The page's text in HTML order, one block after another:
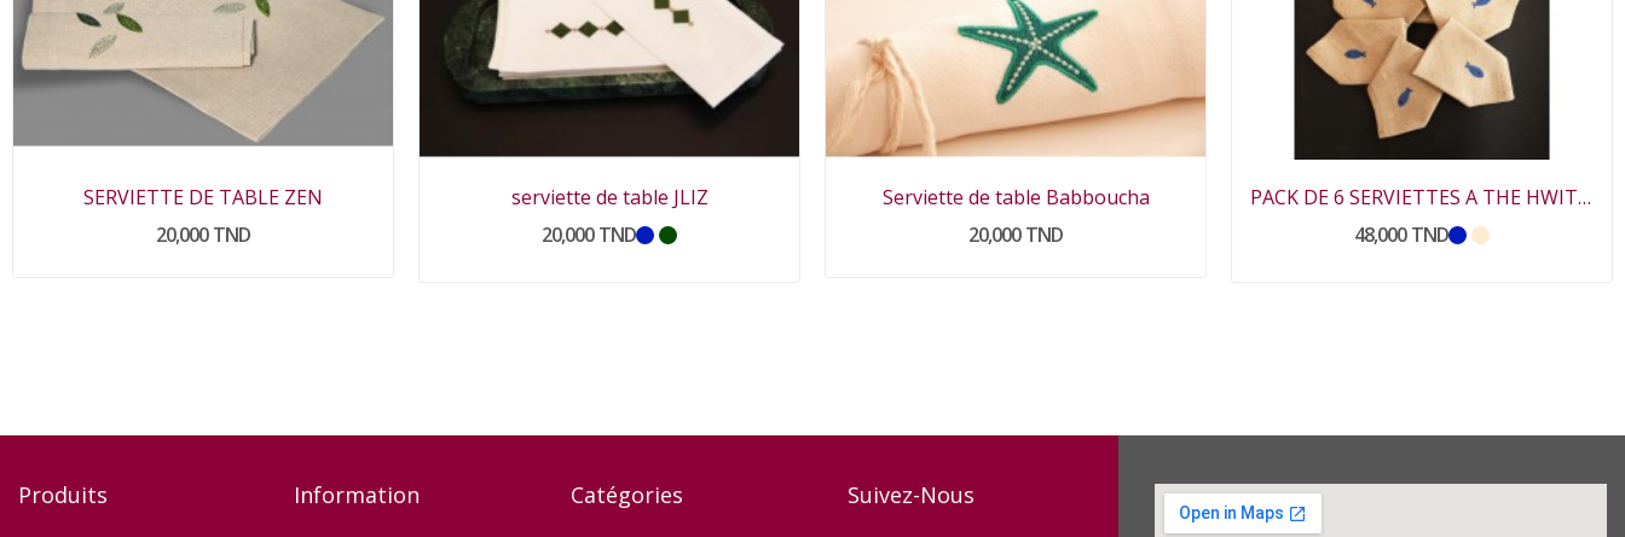
SERVIETTE DE TABLE ZEN
20,000 TND
serviette de table JLIZ
20,000 TND
Serviette de table Babboucha
20,000 TND
PACK DE 6 SERVIETTES A THE HWITET
48,000 TND
Produits Information Catégories Suivez-Nous